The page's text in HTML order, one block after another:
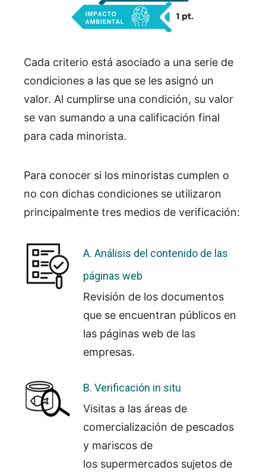
Cada criterio está asociado a una serie de
condiciones a las que se les asignó un
valor. Al cumplirse una condición, su valor
se van sumando a una calificación final
para cada minorista.
Para conocer si los minoristas cumplen o
no con dichas condiciones se utilizaron
principalmente tres medios de verificación:
A. Análisis del contenido de las
páginas web
Revisión de los documentos
que se encuentran públicos en
las páginas web de las
empresas.
B. Verificación in situ
Visitas a las áreas de
comercialización de pescados
y mariscos de
los supermercados sujetos de